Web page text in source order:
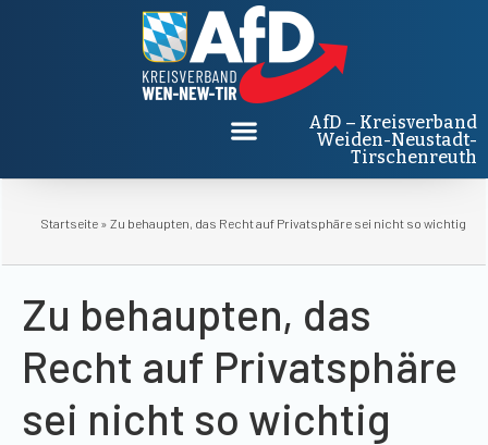
AfD – Kreisverband
Weiden-Neustadt-
Tirschenreuth
Startseite » Zu behaupten, das Recht auf Privatsphäre sei nicht so wichtig
Zu behaupten, das
Recht auf Privatsphäre
sei nicht so wichtig